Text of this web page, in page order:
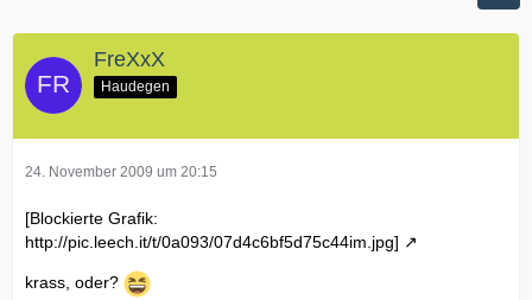
FreXxX
Haudegen
24. November 2009 um 20:15
[Blockierte Grafik:
http://pic.leech.it/t/0a093/07d4c6bf5d75c44im.jpg]
krass, oder?